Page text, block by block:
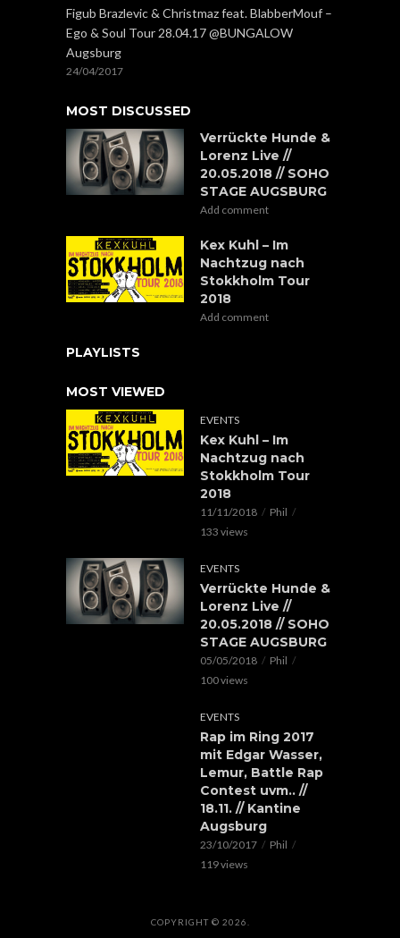
Figub Brazlevic & Christmaz feat. BlabberMouf –
Ego & Soul Tour 28.04.17 @BUNGALOW
Augsburg
24/04/2017
MOST DISCUSSED
Verrückte Hunde &
Lorenz Live //
20.05.2018 // SOHO
STAGE AUGSBURG
Add comment
Kex Kuhl – Im
Nachtzug nach
Stokkholm Tour
2018
Add comment
PLAYLISTS
MOST VIEWED
EVENTS
Kex Kuhl – Im
Nachtzug nach
Stokkholm Tour
2018
11/11/2018
Phil
133 views
EVENTS
Verrückte Hunde &
Lorenz Live //
20.05.2018 // SOHO
STAGE AUGSBURG
05/05/2018
Phil
100 views
EVENTS
Rap im Ring 2017
mit Edgar Wasser,
Lemur, Battle Rap
Contest uvm.. //
18.11. // Kantine
Augsburg
23/10/2017
Phil
119 views
COPYRIGHT © 2026.